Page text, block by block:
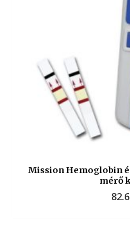
Mission Hemoglobin
mérő